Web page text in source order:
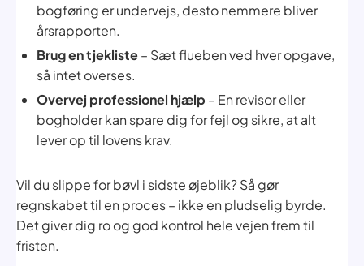
bogføring er undervejs, desto nemmere bliver
årsrapporten.
Brug en tjekliste– Sæt flueben ved hver opgave,
så intet overses.
Overvej professionel hjælp – En revisor eller
bogholder kan spare dig for fejl og sikre, at alt
lever op til lovens krav.
Vil du slippe for bøvl i sidste øjeblik? Så gør
regnskabet til en proces – ikke en pludselig byrde.
Det giver dig ro og god kontrol hele vejen frem til
fristen.